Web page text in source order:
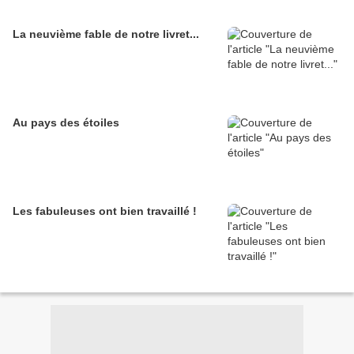
La neuvième fable de notre livret...
Au pays des étoiles
Les fabuleuses ont bien travaillé !